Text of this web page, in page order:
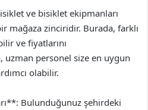
ve bisiklet ekipmanları
mağaza zinciridir. Burada, farklı
ve fiyatlarını
uzman personel size en uygun
olabilir.
Bulunduğunuz şehirdeki